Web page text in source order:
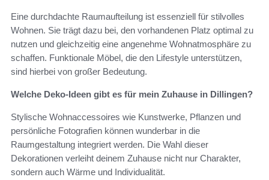
Eine durchdachte Raumaufteilung ist essenziell für stilvolles
Wohnen. Sie trägt dazu bei, den vorhandenen Platz optimal zu
nutzen und gleichzeitig eine angenehme Wohnatmosphäre zu
schaffen. Funktionale Möbel, die den Lifestyle unterstützen,
sind hierbei von großer Bedeutung.
Welche Deko-Ideen gibt es für mein Zuhause in Dillingen?
Stylische Wohnaccessoires wie Kunstwerke, Pflanzen und
persönliche Fotografien können wunderbar in die
Raumgestaltung integriert werden. Die Wahl dieser
Dekorationen verleiht deinem Zuhause nicht nur Charakter,
sondern auch Wärme und Individualität.